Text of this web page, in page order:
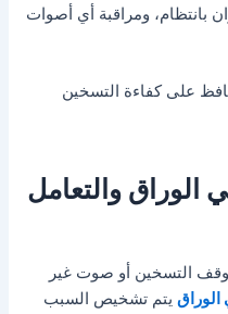
بانتظام، ومراقبة أي أصوات
على كفاءة التسخين
والتعامل
التسخين أو صوت غير
يتم تشخيص السبب